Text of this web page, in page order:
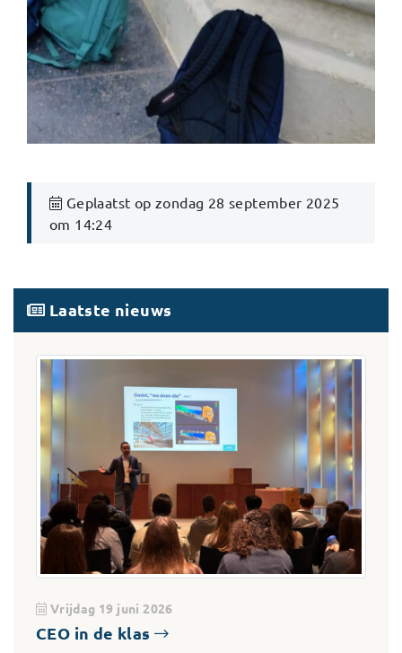
Geplaatst op zondag 28 september 2025
om 14:24
Laatste nieuws
Vrijdag 19 juni 2026
CEO in de klas